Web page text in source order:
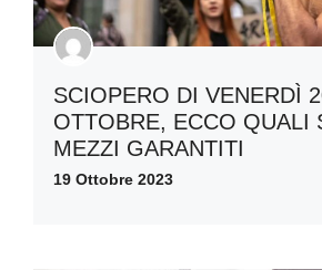
SCIOPERO DI VENERDÌ
OTTOBRE, ECCO QUALI
MEZZI GARANTITI
19 Ottobre 2023